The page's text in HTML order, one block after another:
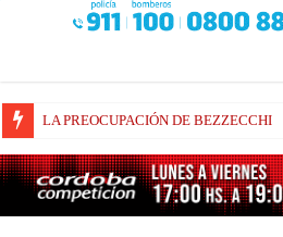
LA PREOCUPACIÓN DE BEZZECCHI
BEZZECCHI, RECUPERADO Y VELOZ